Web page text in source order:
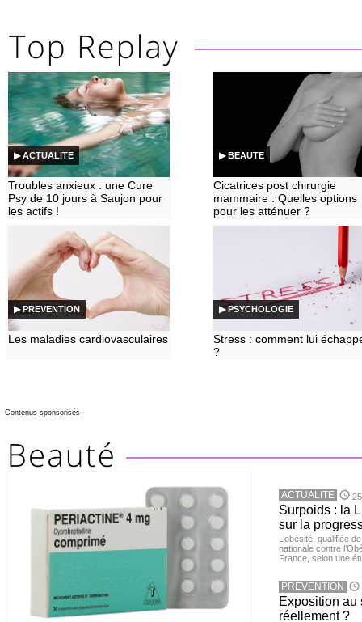
▶ ACTUALITE
Troubles anxieux : une Cure
Psy de 10 jours à Saujon pour
les actifs !
▶ BEAUTE
Cicatrices post chirurgie
mammaire : Quelles options
pour les atténuer ?
▶ PREVENTION
Les maladies cardiovasculaires
▶ PSYCHOLOGIE
Stress : comment lui
?
Contenus sponsorisés
ACTUALITE
Surpoids : la
sur la
L’obésité, qualifiée
nationale contre
France, selon une
PREVENTION
Exposition au
réellement ?